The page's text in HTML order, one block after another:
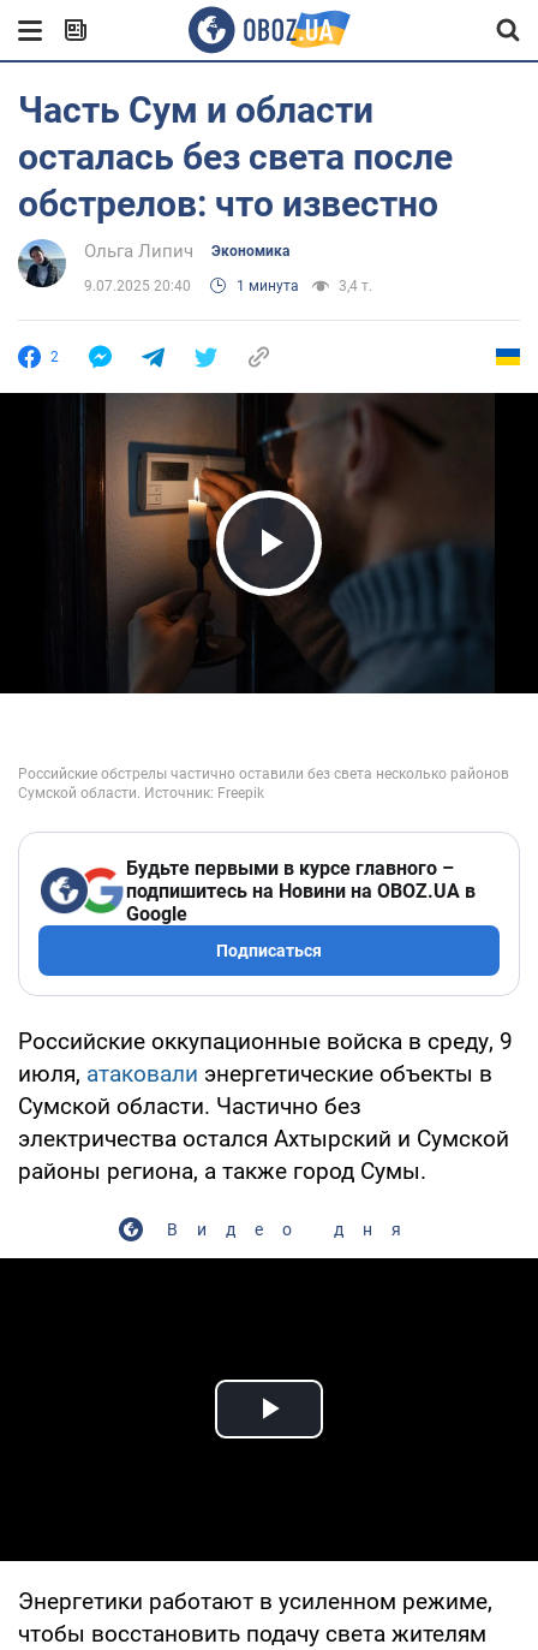
Часть Сум и области
осталась без света после
обстрелов: что известно
Ольга Липич Экономика
9.07.2025 20:40 1 минута 3,4 т.
2
Play Video
Будьте первыми в курсе главного –
подпишитесь на Новини на OBOZ.UA в
Google
Подписаться
Российские оккупационные войска в среду, 9
июля, атаковали энергетические объекты в
Сумской области. Частично без
электричества остался Ахтырский и Сумской
районы региона, а также город Сумы.
Видео дня
Play Video
Энергетики работают в усиленном режиме,
чтобы восстановить подачу света жителям